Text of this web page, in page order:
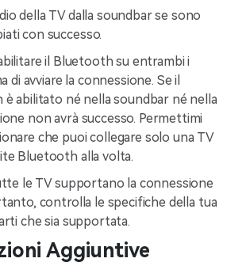
della TV dalla soundbar se sono
con successo.
il Bluetooth su entrambi i
di avviare la connessione. Se il
abilitato né nella soundbar né nella
non avrà successo. Permettimi
che puoi collegare solo una TV
Bluetooth alla volta.
le TV supportano la connessione
controlla le specifiche della tua
che sia supportata.
Aggiuntive